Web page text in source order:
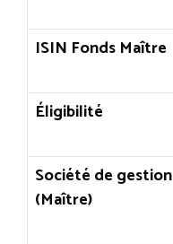
ISIN Fonds Maître
Éligibilité
Société de gestion
(Maître)